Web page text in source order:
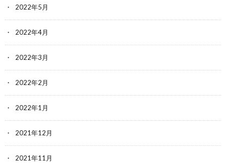
2022年5月
2022年4月
2022年3月
2022年2月
2022年1月
2021年12月
2021年11月